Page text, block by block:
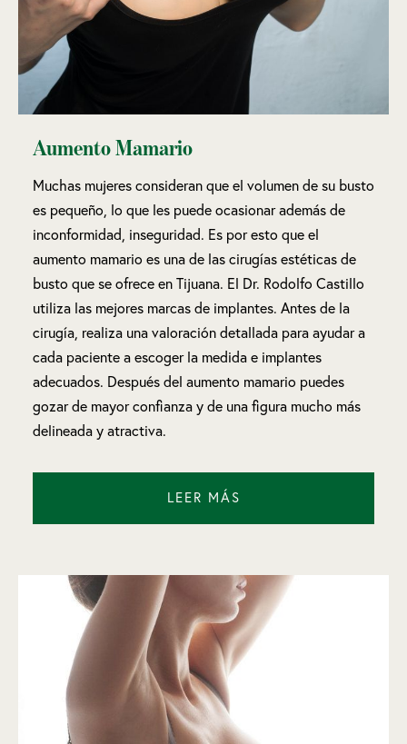
Aumento Mamario
Muchas mujeres consideran que el volumen de su busto
es pequeño, lo que les puede ocasionar además de
inconformidad, inseguridad. Es por esto que el
aumento mamario es una de las cirugías estéticas de
busto que se ofrece en Tijuana. El Dr. Rodolfo Castillo
utiliza las mejores marcas de implantes. Antes de la
cirugía, realiza una valoración detallada para ayudar a
cada paciente a escoger la medida e implantes
adecuados. Después del aumento mamario puedes
gozar de mayor confianza y de una figura mucho más
delineada y atractiva.
LEER MÁS